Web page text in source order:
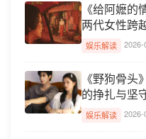
《给阿嬷
两代女性跨
娱乐解读 2026-
《野狗骨头
的挣扎与坚
娱乐解读 2026-